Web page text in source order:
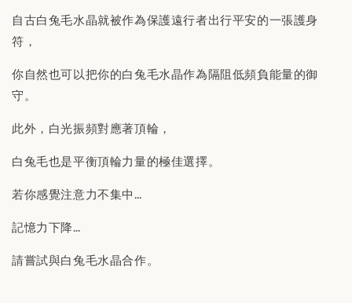
自古白兔毛水晶就被作為保護遠行者出行平安的一張護身
符，
你自然也可以把你的白兔毛水晶作為隔阻低頻負能量的御
守。
此外，白光振頻對應著頂輪，
白兔毛也是平衡頂輪力量的極佳選擇。
若你感覺注意力不集中…
記憶力下降…
請嘗試與白兔毛水晶合作。